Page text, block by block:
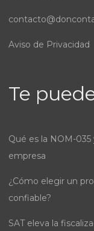
Aviso de Privacidad
Te
Qué es la NOM-
empresa
¿Cómo elegir un
confiable?
SAT eleva la